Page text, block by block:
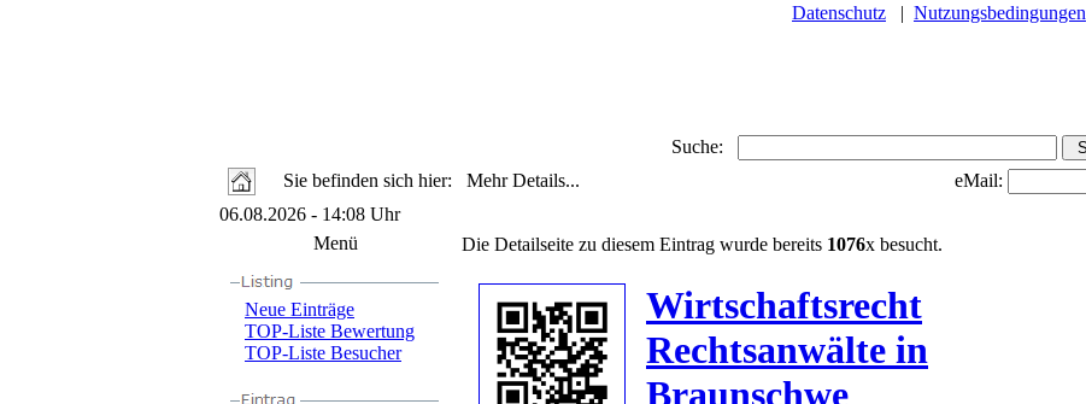
Datenschutz | Nutzungsbedingungen
Suche:
Sie befinden sich hier: Mehr Details...
eMail:
06.08.2026 - 14:08 Uhr
Menü
Neue Einträge
TOP-Liste Bewertung
TOP-Liste Besucher
Die Detailseite zu diesem Eintrag wurde bereits 1076x besucht.
Wirtschaftsrecht
Rechtsanwälte in
Braunschwe